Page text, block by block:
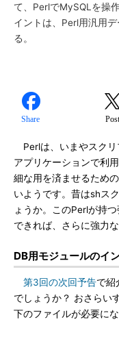
て、PerlでMySQLを操
イントは、Perl用汎用
る。
Share Post
Perlは、いまやスクリ
アプリケーションで利
細な用を済ませるため
いようです。昔はshス
ょうか。このPerlが持
できれば、さらに強力
DB用モジュールのイ
第3回の次回予告で紹
でしょうか？ おさらい
下のファイルが必要にな